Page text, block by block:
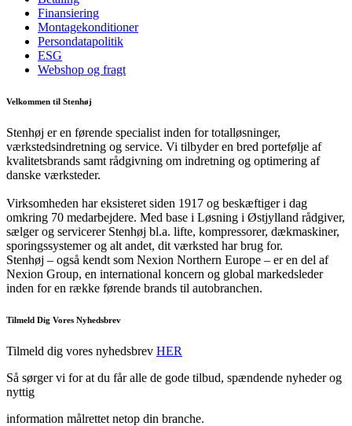
Finansiering
Montagekonditioner
Persondatapolitik
ESG
Webshop og fragt
Velkommen til Stenhøj
Stenhøj er en førende specialist inden for totalløsninger,
værkstedsindretning og service. Vi tilbyder en bred portefølje af
kvalitetsbrands samt rådgivning om indretning og optimering af
danske værksteder.
Virksomheden har eksisteret siden 1917 og beskæftiger i dag
omkring 70 medarbejdere. Med base i Løsning i Østjylland rådgiver,
sælger og servicerer Stenhøj bl.a. lifte, kompressorer, dækmaskiner,
sporingssystemer og alt andet, dit værksted har brug for.
Stenhøj – også kendt som Nexion Northern Europe – er en del af
Nexion Group, en international koncern og global markedsleder
inden for en række førende brands til autobranchen.
Tilmeld Dig Vores Nyhedsbrev
Tilmeld dig vores nyhedsbrev HER
Så sørger vi for at du får alle de gode tilbud, spændende nyheder og
nyttig
information målrettet netop din branche.